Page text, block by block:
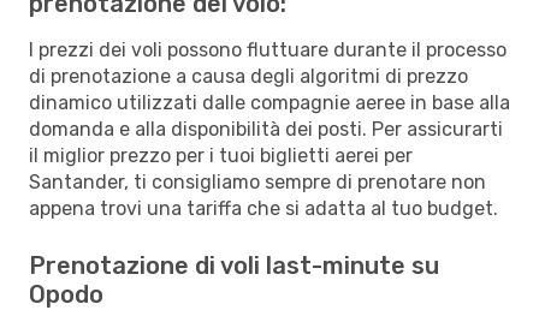
I prezzi dei voli possono fluttuare durante il processo
di prenotazione a causa degli algoritmi di prezzo
dinamico utilizzati dalle compagnie aeree in base alla
domanda e alla disponibilità dei posti. Per assicurarti
il miglior prezzo per i tuoi biglietti aerei per
Santander, ti consigliamo sempre di prenotare non
appena trovi una tariffa che si adatta al tuo budget.
Prenotazione di voli last-minute su
Opodo